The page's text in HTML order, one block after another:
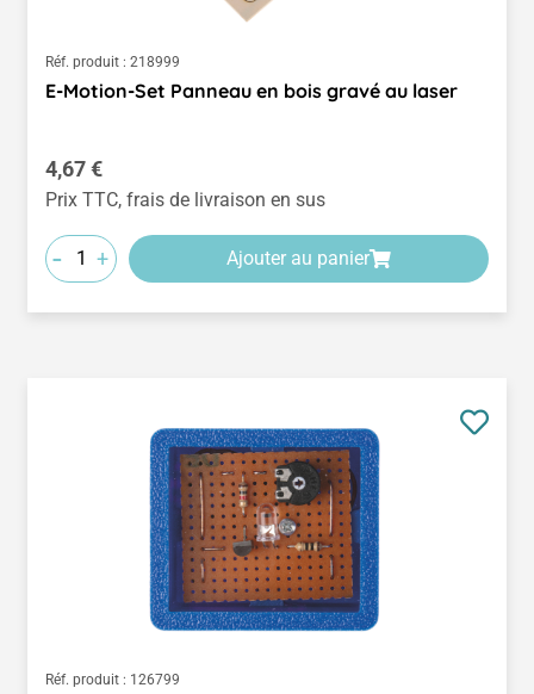
Réf. produit : 218999
E-Motion-Set Panneau en bois gravé au laser
Prix régulier :
4,67 €
Prix TTC, frais de livraison en sus
- + Ajouter au panier
Réf. produit : 126799